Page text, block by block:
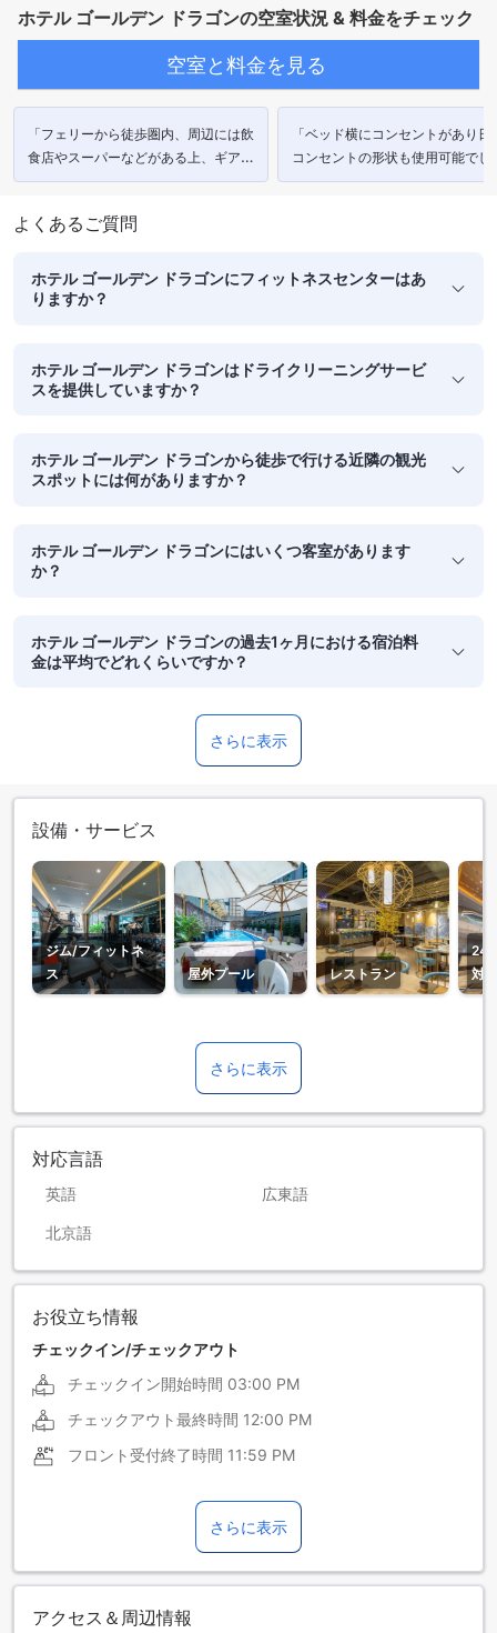
ホテル ゴールデン ドラゴンの空室状況 & 料金をチェック
空室と料金を見る
「フェリーから徒歩圏内、周辺には飲
食店やスーパーなどがある上、ギア灯
台やグランプリ博物館など数箇所の観
「ベッド横にコンセントがあり日
コンセントの形状も使用可能でし
た。」
よくあるご質問
ホテル ゴールデン ドラゴンにフィットネスセンターはあ
りますか？
ホテル ゴールデン ドラゴンはドライクリーニングサービ
スを提供していますか？
ホテル ゴールデン ドラゴンから徒歩で行ける近隣の観光
スポットには何がありますか？
ホテル ゴールデン ドラゴンにはいくつ客室があります
か？
ホテル ゴールデン ドラゴンの過去1ヶ月における宿泊料
金は平均でどれくらいですか？
さらに表示
設備・サービス
ジム/フィットネ
ス
屋外プール レストラン
24
対応
さらに表示
対応言語
英語 広東語
北京語
お役立ち情報
チェックイン/チェックアウト
チェックイン開始時間 03:00 PM
チェックアウト最終時間 12:00 PM
フロント受付終了時間 11:59 PM
さらに表示
アクセス＆周辺情報